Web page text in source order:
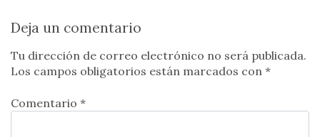
Deja un comentario
Tu dirección de correo electrónico no será publicada.
Los campos obligatorios están marcados con *
Comentario *